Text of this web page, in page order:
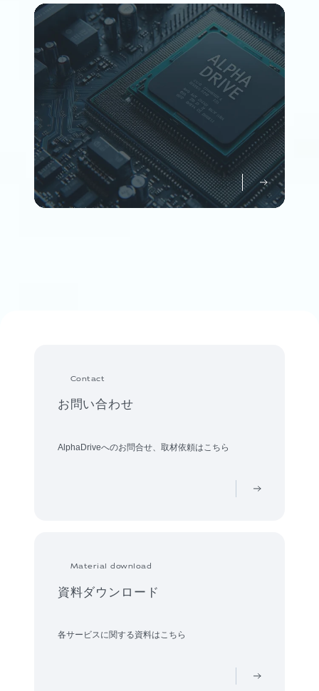
Member
Contact
お問い合わせ
AlphaDriveへのお問合せ、取材依頼はこちら
Material download
資料ダウンロード
各サービスに関する資料はこちら